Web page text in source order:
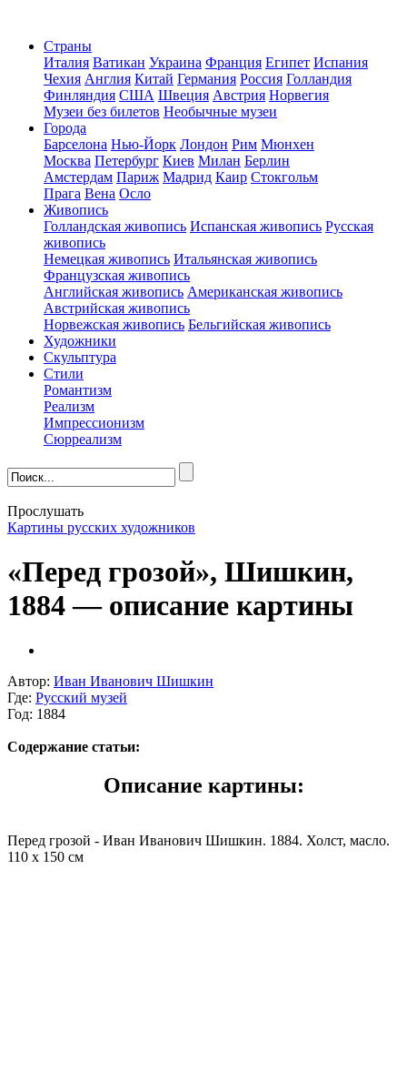
Страны
Италия Ватикан Украина Франция Египет Испания
Чехия Англия Китай Германия Россия Голландия
Финляндия США Швеция Австрия Норвегия
Музеи без билетов Необычные музеи
Города
Барселона Нью-Йорк Лондон Рим Мюнхен
Москва Петербург Киев Милан Берлин
Амстердам Париж Мадрид Каир Стокгольм
Прага Вена Осло
Живопись
Голландская живопись Испанская живопись Русская
живопись
Немецкая живопись Итальянская живопись
Французская живопись
Английская живопись Американская живопись
Австрийская живопись
Норвежская живопись Бельгийская живопись
Художники
Скульптура
Стили
Романтизм
Реализм
Импрессионизм
Сюрреализм
Прослушать
Картины русских художников
«Перед грозой», Шишкин,
1884 — описание картины
Автор: Иван Иванович Шишкин
Где: Русский музей
Год: 1884
Содержание статьи:
Описание картины:
Перед грозой - Иван Иванович Шишкин. 1884. Холст, масло.
110 x 150 см